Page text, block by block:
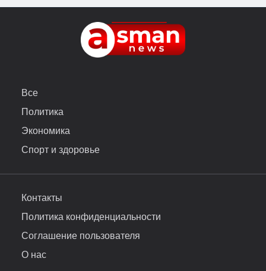
Все
Политика
Экономика
Спорт и здоровье
Контакты
Политика конфиденциальности
Соглашение пользователя
О нас